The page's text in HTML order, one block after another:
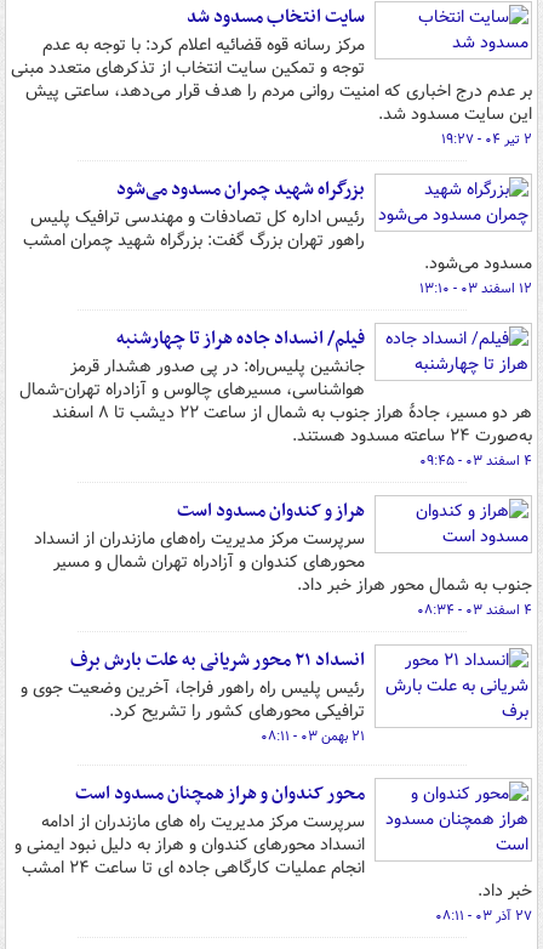
سایت انتخاب مسدود شد
مرکز رسانه قوه قضائیه اعلام کرد: با توجه به عدم
توجه و تمکین سایت انتخاب از تذکرهای متعدد مبنی
بر عدم درج اخباری که امنیت روانی مردم را هدف قرار می‌دهد، ساعتی پیش
این سایت مسدود شد.
۲ تیر ۰۴ - ۱۹:۲۷
بزرگراه شهید چمران مسدود می‌شود
رئیس اداره کل تصادفات و مهندسی ترافیک پلیس
راهور تهران بزرگ گفت: بزرگراه شهید چمران امشب
مسدود می‌شود.
۱۲ اسفند ۰۳ - ۱۳:۱۰
فیلم/ انسداد جاده هراز تا چهارشنبه
جانشین پلیس‌راه: در پی صدور هشدار قرمز
هواشناسی، مسیرهای چالوس و آزادراه تهران-شمال
هر دو مسیر، جادۀ هراز جنوب به شمال از ساعت ۲۲ دیشب تا ۸ اسفند
به‌صورت ۲۴ ساعته مسدود هستند.
۴ اسفند ۰۳ - ۰۹:۴۵
هراز و کندوان مسدود است
سرپرست مرکز مدیریت راه‌های مازندران از انسداد
محورهای کندوان و آزادراه تهران شمال و مسیر
جنوب به شمال محور هراز خبر داد.
۴ اسفند ۰۳ - ۰۸:۳۴
انسداد ۲۱ محور شریانی به علت بارش برف
رئیس پلیس راه راهور فراجا، آخرین وضعیت جوی و
ترافیکی محورهای کشور را تشریح کرد.
۲۱ بهمن ۰۳ - ۰۸:۱۱
محور کندوان و هراز همچنان مسدود است
سرپرست مرکز مدیریت راه های مازندران از ادامه
انسداد محورهای کندوان و هراز به دلیل نبود ایمنی و
انجام عملیات کارگاهی جاده ای تا ساعت ۲۴ امشب
خبر داد.
۲۷ آذر ۰۳ - ۰۸:۱۱